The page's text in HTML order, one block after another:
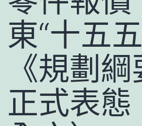
東“十五
《規劃綱
正式表態